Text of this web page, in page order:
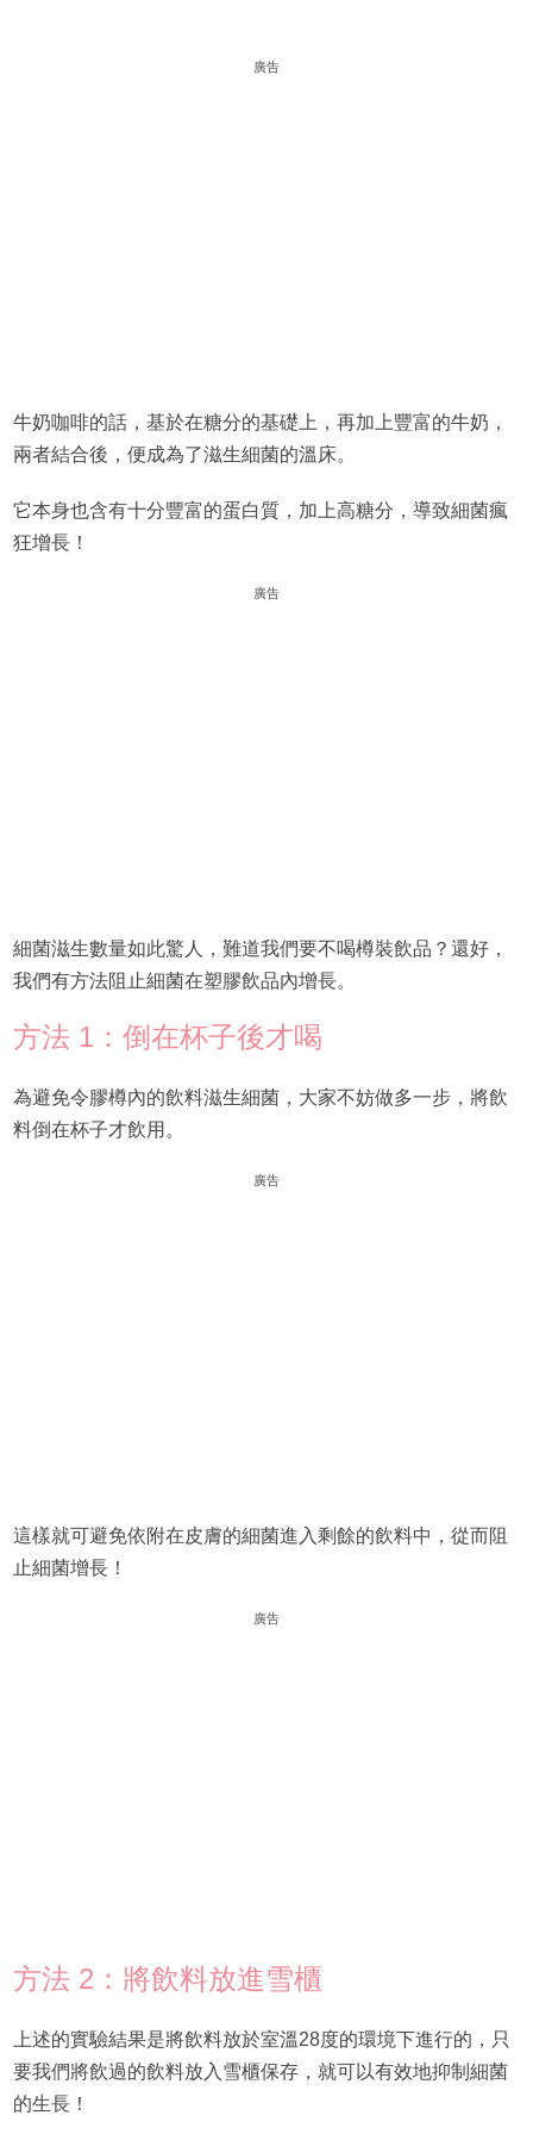
廣告
牛奶咖啡的話，基於在糖分的基礎上，再加上豐富的牛奶，
兩者結合後，便成為了滋生細菌的溫床。
它本身也含有十分豐富的蛋白質，加上高糖分，導致細菌瘋
狂增長！
廣告
細菌滋生數量如此驚人，難道我們要不喝樽裝飲品？還好，
我們有方法阻止細菌在塑膠飲品內增長。
方法 1：倒在杯子後才喝
為避免令膠樽內的飲料滋生細菌，大家不妨做多一步，將飲
料倒在杯子才飲用。
廣告
這樣就可避免依附在皮膚的細菌進入剩餘的飲料中，從而阻
止細菌增長！
廣告
方法 2：將飲料放進雪櫃
上述的實驗結果是將飲料放於室溫28度的環境下進行的，只
要我們將飲過的飲料放入雪櫃保存，就可以有效地抑制細菌
的生長！